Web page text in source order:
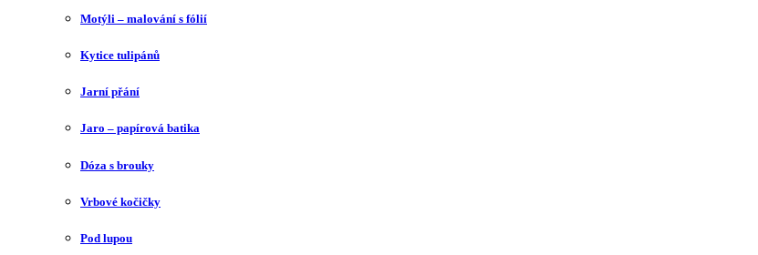
Motýli – malování s fólií
Kytice tulipánů
Jarní přání
Jaro – papírová batika
Dóza s brouky
Vrbové kočičky
Pod lupou